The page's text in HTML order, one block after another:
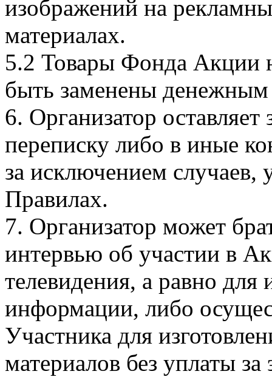
изображений на
материалах.
5.2 Товары Фонда Акции
быть заменены денежным
6. Организатор оставляет
переписку либо в иные
за исключением случаев,
Правилах.
7. Организатор может
интервью об участии в
телевидения, а равно для
информации, либо
Участника для
материалов без уплаты за